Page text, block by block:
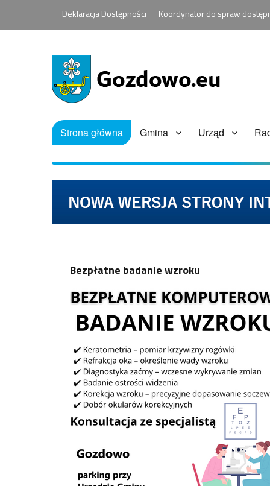
Deklaracja Dostępności Koordynator do spraw
Strona główna Gmina Urząd
Bezpłatne badanie wzroku